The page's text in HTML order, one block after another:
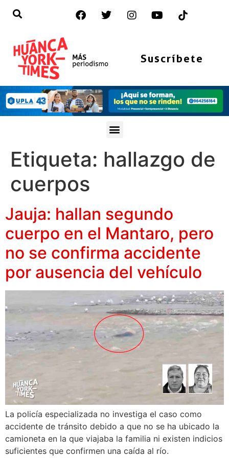
Suscríbete
Etiqueta: hallazgo de
cuerpos
Jauja: hallan segundo
cuerpo en el Mantaro, pero
no se confirma accidente
por ausencia del vehículo
La policía especializada no investiga el caso como
accidente de tránsito debido a que no se ha ubicado la
camioneta en la que viajaba la familia ni existen indicios
suficientes que confirmen una caída al río.